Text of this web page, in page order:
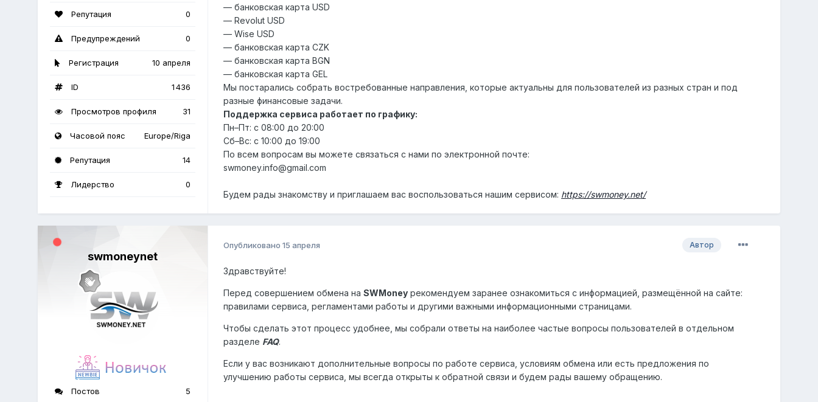
Репутация 0
Предупреждений 0
Регистрация 10 апреля
ID 1 436
Просмотров профиля 31
Часовой пояс Europe/Riga
Репутация 14
Лидерство 0
— банковская карта USD
— Revolut USD
— Wise USD
— банковская карта CZK
— банковская карта BGN
— банковская карта GEL
Мы постарались собрать востребованные направления, которые актуальны для пользователей из разных стран и под
разные финансовые задачи.
Поддержка сервиса работает по графику:
Пн–Пт: с 08:00 до 20:00
Сб–Вс: с 10:00 до 19:00
По всем вопросам вы можете связаться с нами по электронной почте:
swmoney.info@gmail.com
Будем рады знакомству и приглашаем вас воспользоваться нашим сервисом: https://swmoney.net/
swmoneynet
Постов 5
Автор
Опубликовано15 апреля
Здравствуйте!
Перед совершением обмена наSWMoney рекомендуем заранее ознакомиться с информацией, размещённой на сайте:
правилами сервиса, регламентами работы и другими важными информационными страницами.
Чтобы сделать этот процесс удобнее, мы собрали ответы на наиболее частые вопросы пользователей в отдельном
разделе FAQ.
Если у вас возникают дополнительные вопросы по работе сервиса, условиям обмена или есть предложения по
улучшению работы сервиса, мы всегда открыты к обратной связи и будем рады вашему обращению.